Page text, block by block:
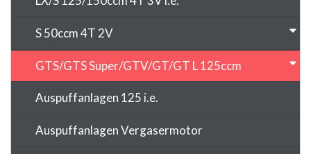
S 50ccm 4T 2V
GTS/GTS Super/GTV/GT/GT L 125ccm
Auspuffanlagen 125 i.e.
Auspuffanlagen Vergasermotor